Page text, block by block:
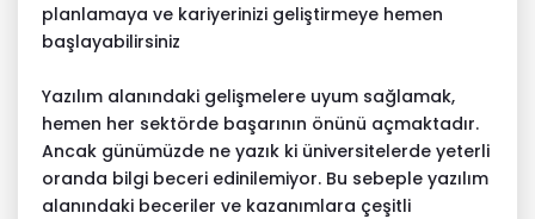
planlamaya ve kariyerinizi geliştirmeye hemen
başlayabilirsiniz
Yazılım alanındaki gelişmelere uyum sağlamak,
hemen her sektörde başarının önünü açmaktadır.
Ancak günümüzde ne yazık ki üniversitelerde yeterli
oranda bilgi beceri edinilemiyor. Bu sebeple yazılım
alanındaki beceriler ve kazanımlara çeşitli